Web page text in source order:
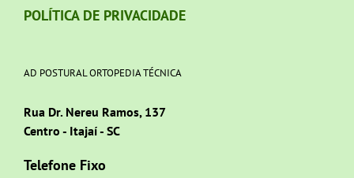
POLÍTICA DE PRIVACIDADE
AD POSTURAL ORTOPEDIA TÉCNICA
Rua Dr. Nereu Ramos, 137
Centro - Itajaí - SC
Telefone Fixo